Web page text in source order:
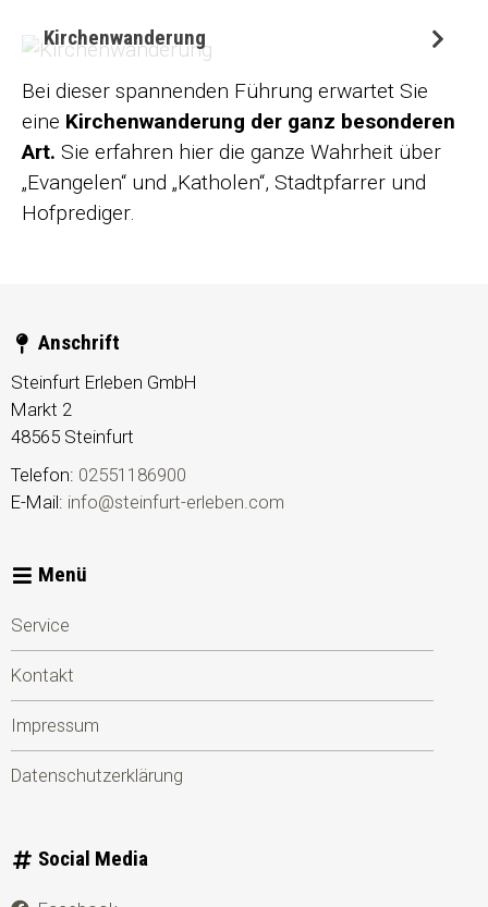
Kirchenwanderung
Bei dieser spannenden Führung erwartet Sie
eine Kirchenwanderung der ganz besonderen
Art. Sie erfahren hier die ganze Wahrheit über
„Evangelen“ und „Katholen“, Stadtpfarrer und
Hofprediger.
Anschrift
Steinfurt Erleben GmbH
Markt 2
48565 Steinfurt
Telefon: 02551186900
E-Mail: info@steinfurt-erleben.com
Menü
Service
Kontakt
Impressum
Datenschutzerklärung
Social Media